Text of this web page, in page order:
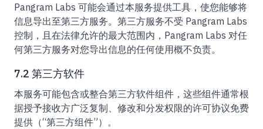
Pangram Labs 可能会通过本服务提供工具，使您能够将
信息导出至第三方服务。第三方服务不受 Pangram Labs
控制，且在法律允许的最大范围内，Pangram Labs 对任
何第三方服务对您导出信息的任何使用概不负责。
7.2 第三方软件
本服务可能包含或整合第三方软件组件，这些组件通常根
据授予接收方广泛复制、修改和分发权限的许可协议免费
提供（“第三方组件”）。